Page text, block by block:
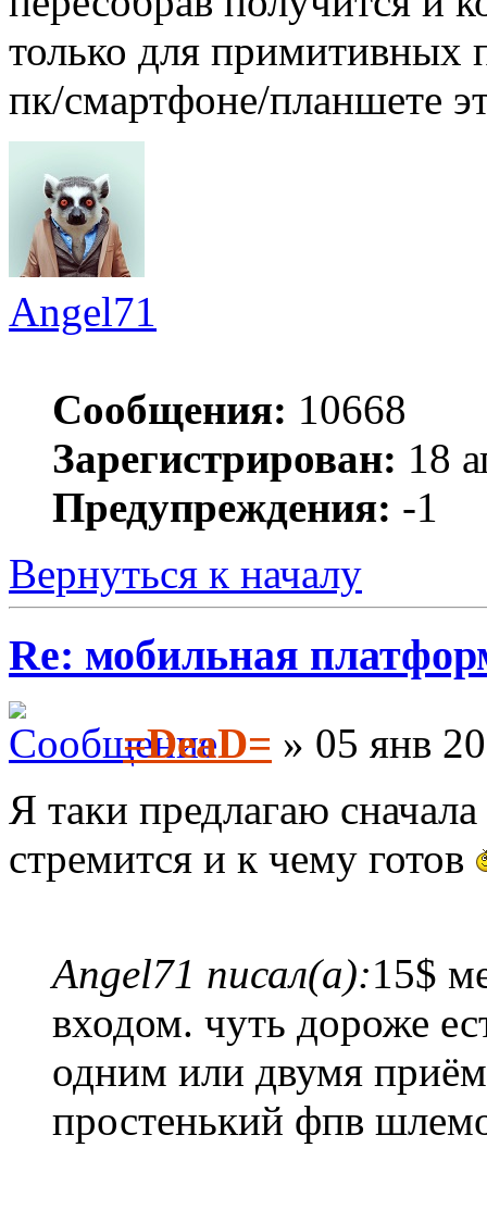
только для примитивных
пк/смартфоне/планшете
Angel71
Сообщения: 10668
Зарегистрирован: 18
Предупреждения: -1
Вернуться к началу
Re: мобильная
=DeaD= » 05 янв
Я таки предлагаю
стремится и к чему готов
Angel71 писал(а):15$
входом. чуть дороже
одним или двумя
простенький фпв